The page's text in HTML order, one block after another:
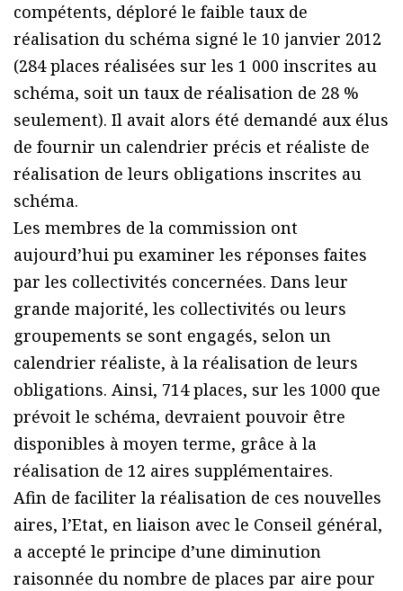
compétents, déploré le faible taux de
réalisation du schéma signé le 10 janvier 2012
(284 places réalisées sur les 1 000 inscrites au
schéma, soit un taux de réalisation de 28 %
seulement). Il avait alors été demandé aux élus
de fournir un calendrier précis et réaliste de
réalisation de leurs obligations inscrites au
schéma.
Les membres de la commission ont
aujourd’hui pu examiner les réponses faites
par les collectivités concernées. Dans leur
grande majorité, les collectivités ou leurs
groupements se sont engagés, selon un
calendrier réaliste, à la réalisation de leurs
obligations. Ainsi, 714 places, sur les 1000 que
prévoit le schéma, devraient pouvoir être
disponibles à moyen terme, grâce à la
réalisation de 12 aires supplémentaires.
Afin de faciliter la réalisation de ces nouvelles
aires, l’Etat, en liaison avec le Conseil général,
a accepté le principe d’une diminution
raisonnée du nombre de places par aire pour